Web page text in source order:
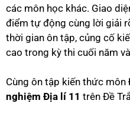
các môn học khác. Giao
điểm tự động cùng lời giải
thời gian ôn tập, củng cố
cao trong kỳ thi cuối năm
Cùng ôn tập kiến thức môn
nghiệm Địa lí 11 trên Đề